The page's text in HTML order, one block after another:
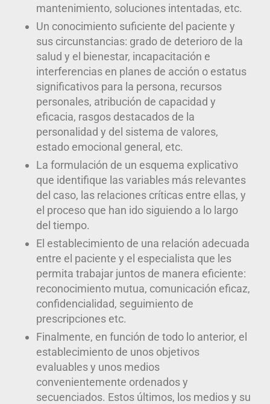
mantenimiento, soluciones intentadas, etc.
Un conocimiento suficiente del paciente y
sus circunstancias: grado de deterioro de la
salud y el bienestar, incapacitación e
interferencias en planes de acción o estatus
significativos para la persona, recursos
personales, atribución de capacidad y
eficacia, rasgos destacados de la
personalidad y del sistema de valores,
estado emocional general, etc.
La formulación de un esquema explicativo
que identifique las variables más relevantes
del caso, las relaciones críticas entre ellas, y
el proceso que han ido siguiendo a lo largo
del tiempo.
El establecimiento de una relación adecuada
entre el paciente y el especialista que les
permita trabajar juntos de manera eficiente:
reconocimiento mutua, comunicación eficaz,
confidencialidad, seguimiento de
prescripciones etc.
Finalmente, en función de todo lo anterior, el
establecimiento de unos objetivos
evaluables y unos medios
convenientemente ordenados y
secuenciados. Estos últimos, los medios y su